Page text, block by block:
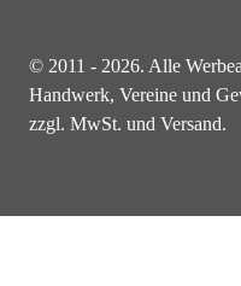
© 2011 - 2026. Alle
Handwerk, Vereine und
zzgl. MwSt. und Versand.